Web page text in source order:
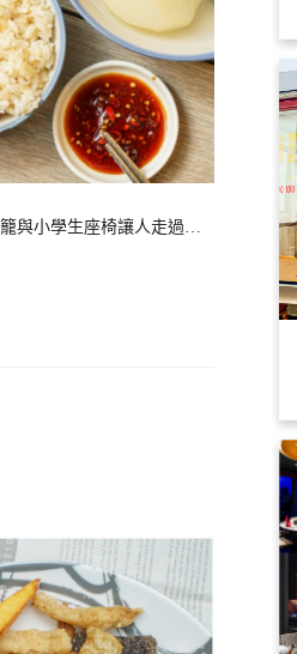
與小學生座椅讓人走過…